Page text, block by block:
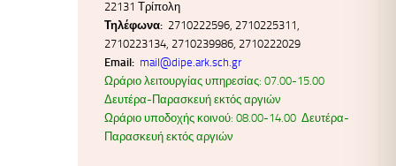
22131 Τρίπολη
Τηλέφωνα: 2710222596, 2710225311,
2710223134, 2710239986, 2710222029
Email: mail@dipe.ark.sch.gr
Ωράριο λειτουργίας υπηρεσίας: 07.00-15.00
Δευτέρα-Παρασκευή εκτός αργιών
Ωράριο υποδοχής κοινού: 08.00-14.00 Δευτέρα-
Παρασκευή εκτός αργιών